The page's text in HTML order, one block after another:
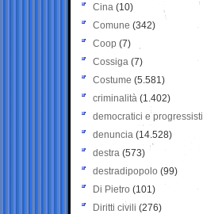
Cina (10)
Comune (342)
Coop (7)
Cossiga (7)
Costume (5.581)
criminalità (1.402)
democratici e progressisti
denuncia (14.528)
destra (573)
destradipopolo (99)
Di Pietro (101)
Diritti civili (276)